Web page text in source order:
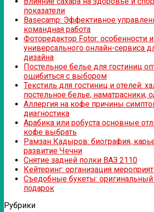
показатели
Basecamp: Эффективное
командная работа
Фоторедактор Fotor: особенности
универсального онлайн-сервиса
дизайна
Постельное белье для гостиниц
ошибиться с выбором
Текстиль для гостиниц и отелей:
постельное белье, наматрасники,
Аллергия на кофе причины
диагностика
Арабика или робуста основные
кофе выбрать
Рамзан Кадыров: биография,
развитие Чечни
Снятие задней полки ВАЗ 2110
Кейтеринг: организация
Съедобные букеты:
подарок
Рубрики